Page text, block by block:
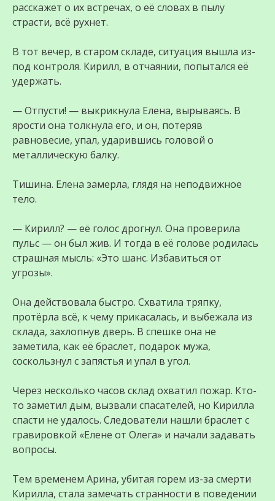
расскажет о их встречах, о её словах в пылу
страсти, всё рухнет.
В тот вечер, в старом складе, ситуация вышла из-
под контроля. Кирилл, в отчаянии, попытался её
удержать.
— Отпусти! — выкрикнула Елена, вырываясь. В
ярости она толкнула его, и он, потеряв
равновесие, упал, ударившись головой о
металлическую балку.
Тишина. Елена замерла, глядя на неподвижное
тело.
— Кирилл? — её голос дрогнул. Она проверила
пульс — он был жив. И тогда в её голове родилась
страшная мысль: «Это шанс. Избавиться от
угрозы».
Она действовала быстро. Схватила тряпку,
протёрла всё, к чему прикасалась, и выбежала из
склада, захлопнув дверь. В спешке она не
заметила, как её браслет, подарок мужа,
соскользнул с запястья и упал в угол.
Через несколько часов склад охватил пожар. Кто-
то заметил дым, вызвали спасателей, но Кирилла
спасти не удалось. Следователи нашли браслет с
гравировкой «Елене от Олега» и начали задавать
вопросы.
Тем временем Арина, убитая горем из-за смерти
Кирилла, стала замечать странности в поведении